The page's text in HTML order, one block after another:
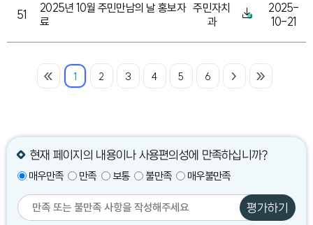
51
2025년 10월 주민만남의 날 홍보자
료
주민자치
과
2025-
10-21
1 2 3 4 5 6
현재 페이지의 내용이나 사용편의성에 만족하십니까?
매우만족 만족 보통 불만족 매우불만족
평가하기